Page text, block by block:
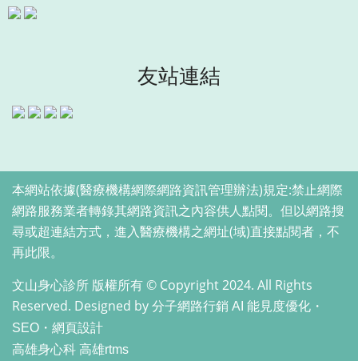
友站連結
本網站依據(醫療機構網際網路資訊管理辦法)規定:禁止網際
網路服務業者轉錄其網路資訊之內容供人點閱。但以網路搜
尋或超連結方式，進入醫療機構之網址(域)直接點閱者，不
再此限。
文山身心診所 版權所有 © Copyright 2024. All Rights
Reserved. Designed by 分子網路行銷 AI 能見度優化・
SEO・網頁設計
高雄身心科 高雄rtms